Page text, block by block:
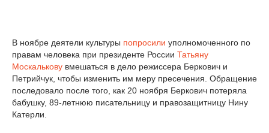
В ноябре деятели культуры попросили уполномоченного по
правам человека при президенте России Татьяну
Москалькову вмешаться в дело режиссера Беркович и
Петрийчук, чтобы изменить им меру пресечения. Обращение
последовало после того, как 20 ноября Беркович потеряла
бабушку, 89-летнюю писательницу и правозащитницу Нину
Катерли.